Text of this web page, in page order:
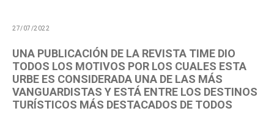
27/07/2022
UNA PUBLICACIÓN DE LA REVISTA TIME DIO
TODOS LOS MOTIVOS POR LOS CUALES ESTA
URBE ES CONSIDERADA UNA DE LAS MÁS
VANGUARDISTAS Y ESTÁ ENTRE LOS DESTINOS
TURÍSTICOS MÁS DESTACADOS DE TODOS